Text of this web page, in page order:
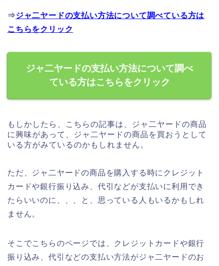
⇒ジャ二ヤードの支払い方法について調べている方は
こちらをクリック
ジャ二ヤードの支払い方法について調べ
ている方はこちらをクリック
もしかしたら、こちらの記事は、ジャ二ヤードの商品
に興味があって、ジャ二ヤードの商品を買おうとして
いる方がみているのかもしれません。
ただ、ジャ二ヤードの商品を購入する時にクレジット
カードや銀行振り込み、代引などが支払いに利用でき
たらいいのに、、、と、思っている人もいるかもしれ
ません。
そこでこちらのページでは、クレジットカードや銀行
振り込み、代引などの支払い方法がジャ二ヤードのお